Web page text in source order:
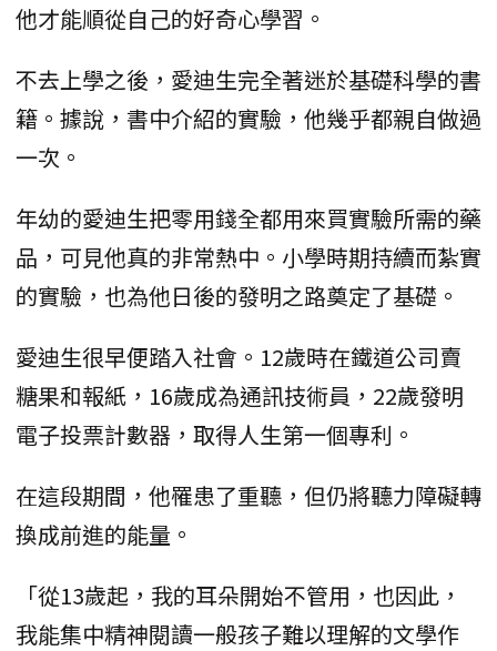
他才能順從自己的好奇心學習。
不去上學之後，愛迪生完全著迷於基礎科學的書
籍。據說，書中介紹的實驗，他幾乎都親自做過
一次。
年幼的愛迪生把零用錢全都用來買實驗所需的藥
品，可見他真的非常熱中。小學時期持續而紮實
的實驗，也為他日後的發明之路奠定了基礎。
愛迪生很早便踏入社會。12歲時在鐵道公司賣
糖果和報紙，16歲成為通訊技術員，22歲發明
電子投票計數器，取得人生第一個專利。
在這段期間，他罹患了重聽，但仍將聽力障礙轉
換成前進的能量。
「從13歲起，我的耳朵開始不管用，也因此，
我能集中精神閱讀一般孩子難以理解的文學作